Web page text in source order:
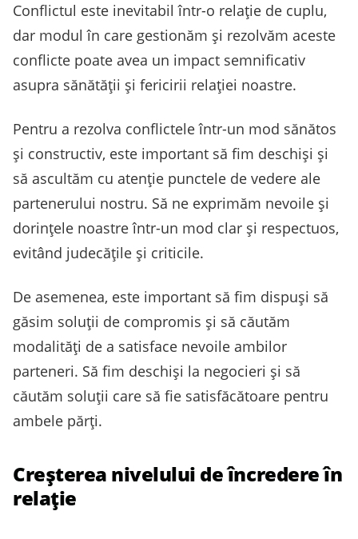
Conflictul este inevitabil într-o relație de cuplu,
dar modul în care gestionăm și rezolvăm aceste
conflicte poate avea un impact semnificativ
asupra sănătății și fericirii relației noastre.
Pentru a rezolva conflictele într-un mod sănătos
și constructiv, este important să fim deschiși și
să ascultăm cu atenție punctele de vedere ale
partenerului nostru. Să ne exprimăm nevoile și
dorințele noastre într-un mod clar și respectuos,
evitând judecățile și criticile.
De asemenea, este important să fim dispuși să
găsim soluții de compromis și să căutăm
modalități de a satisface nevoile ambilor
parteneri. Să fim deschiși la negocieri și să
căutăm soluții care să fie satisfăcătoare pentru
ambele părți.
Creșterea nivelului de încredere în
relație